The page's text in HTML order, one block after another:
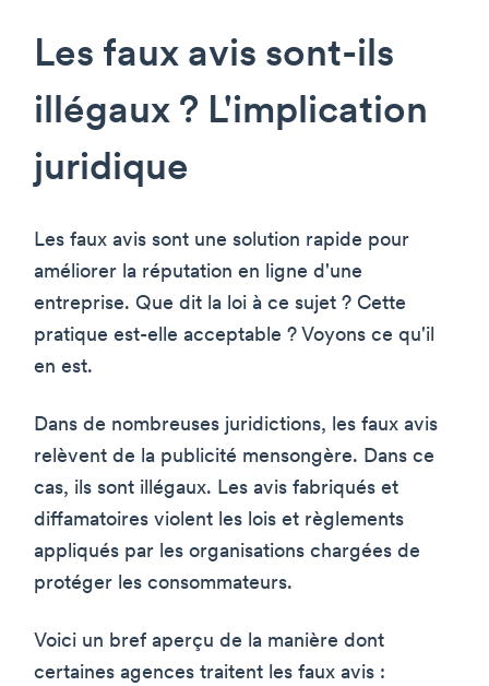
Les faux avis sont-ils
illégaux ? L'implication
juridique
Les faux avis sont une solution rapide pour
améliorer la réputation en ligne d'une
entreprise. Que dit la loi à ce sujet ? Cette
pratique est-elle acceptable ? Voyons ce qu'il
en est.
Dans de nombreuses juridictions, les faux avis
relèvent de la publicité mensongère. Dans ce
cas, ils sont illégaux. Les avis fabriqués et
diffamatoires violent les lois et règlements
appliqués par les organisations chargées de
protéger les consommateurs.
Voici un bref aperçu de la manière dont
certaines agences traitent les faux avis :